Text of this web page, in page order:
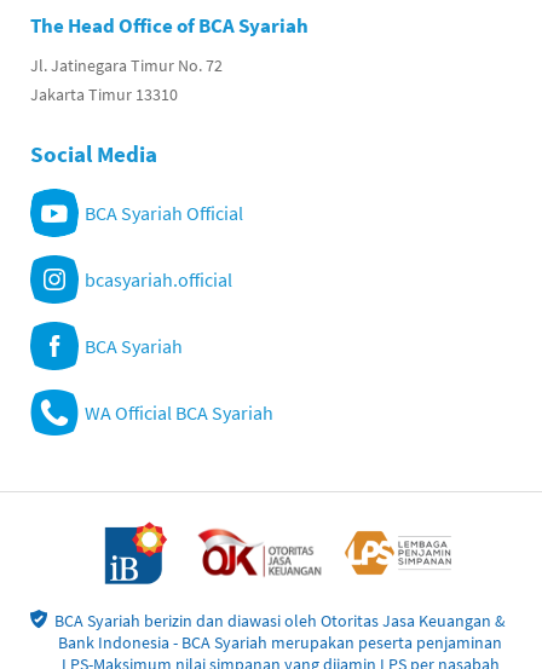
The Head Office of BCA Syariah
Jl. Jatinegara Timur No. 72
Jakarta Timur 13310
Social Media
BCA Syariah Official
bcasyariah.official
BCA Syariah
WA Official BCA Syariah
BCA Syariah berizin dan diawasi oleh Otoritas Jasa Keuangan &
Bank Indonesia - BCA Syariah merupakan peserta penjaminan
LPS-Maksimum nilai simpanan yang dijamin LPS per nasabah